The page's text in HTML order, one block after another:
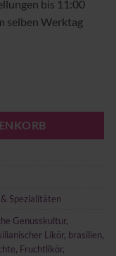
bis 11:00
selben Werktag
Spezialitäten
Genusskultur,
Likör, brasilien,
, Fruchtlikör,